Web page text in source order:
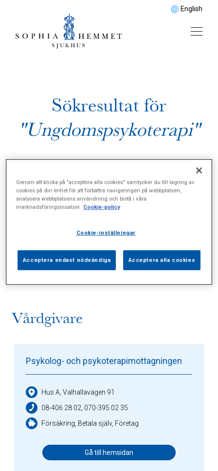
English
Sökresultat för
"Ungdomspsykoterapi"
Sidor (0) Press (0) Sophianytt (0)
Vårdgivare
Psykolog- och psykoterapimottagningen
Hus A, Valhallavägen 91
08-406 28 02, 070-395 02 35
Försäkring, Betala själv, Företag
Gå till hemsidan
Genom att klicka på "acceptera alla cookies" samtycker du till lagring av
cookies på din enhet för att förbättra navigeringen på webbplatsen,
analysera webbplatsens användning och bistå i våra
marknadsföringsinsatser. Cookie-policy
Cookie-inställningar
Acceptera endast nödvändiga Acceptera alla cookies